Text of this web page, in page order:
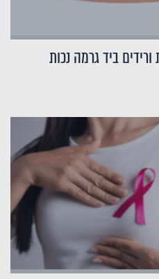
ביד גרמה נכות